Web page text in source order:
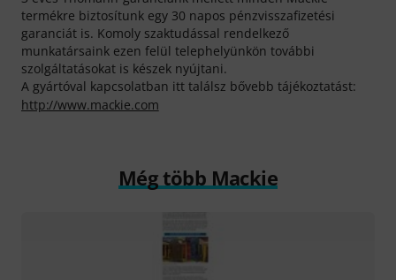
termékre biztosítunk egy 30 napos pénzvisszafizetési
garanciát is. Komoly szaktudással rendelkező
munkatársaink ezen felül telephelyünkön további
szolgáltatásokat is készek nyújtani.
A gyártóval kapcsolatban itt találsz bővebb tájékoztatást:
http://www.mackie.com
Még több Mackie